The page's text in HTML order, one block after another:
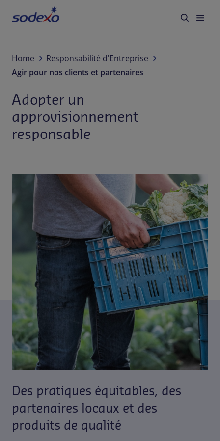
Services et marques
À propos de Sodexo
Responsabilité d'Entreprise
Contactez-nous
Presse FR-BE / NL-BE
Home
Responsabilité d'Entreprise
Agir pour nos clients et partenaires
Adopter un
approvisionnement
responsable
Des pratiques équitables, des
partenaires locaux et des
produits de qualité